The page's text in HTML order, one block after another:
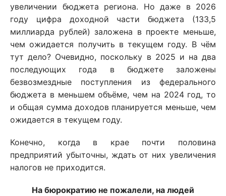
увеличении бюджета региона. Но даже в 2026
году цифра доходной части бюджета (133,5
миллиарда рублей) заложена в проекте меньше,
чем ожидается получить в текущем году. В чём
тут дело? Очевидно, поскольку в 2025 и на два
последующих года в бюджете заложены
безвозмездные поступления из федерального
бюджета в меньшем объёме, чем на 2024 год, то
и общая сумма доходов планируется меньше, чем
ожидается в текущем году.
Конечно, когда в крае почти половина
предприятий убыточны, ждать от них увеличения
налогов не приходится.
На бюрократию не пожалели, на людей